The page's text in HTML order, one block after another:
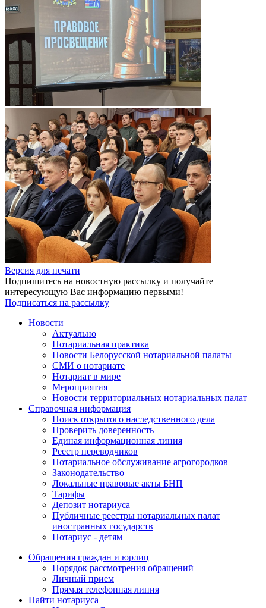
Версия для печати
Подпишитесь на новостную рассылку и получайте
интересующую Вас информацию первыми!
Подписаться на рассылку
Новости
Актуально
Нотариальная практика
Новости Белорусской нотариальной палаты
СМИ о нотариате
Нотариат в мире
Мероприятия
Новости территориальных нотариальных палат
Справочная информация
Поиск открытого наследственного дела
Проверить доверенность
Единая информационная линия
Реестр переводчиков
Нотариальное обслуживание агрогородков
Законодательство
Локальные правовые акты БНП
Тарифы
Депозит нотариуса
Публичные реестры нотариальных палат
иностранных государств
Нотариус - детям
Обращения граждан и юрлиц
Порядок рассмотрения обращений
Личный прием
Прямая телефонная линия
Найти нотариуса